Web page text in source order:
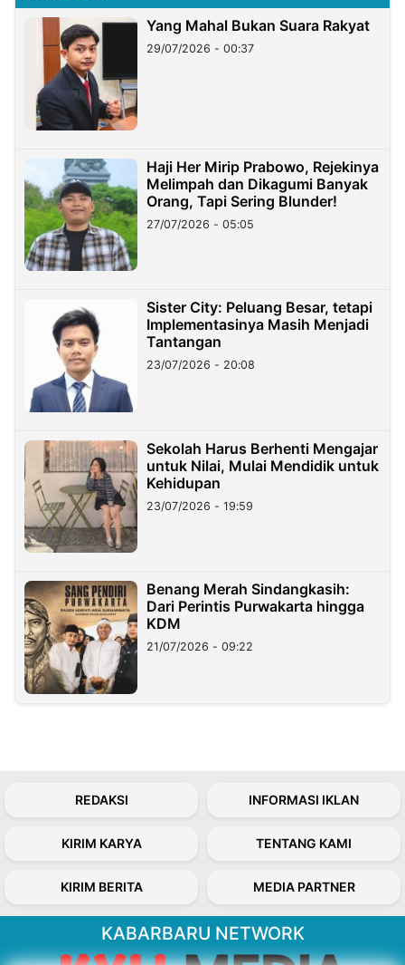
Yang Mahal Bukan Suara Rakyat
29/07/2026 - 00:37
Haji Her Mirip Prabowo, Rejekinya
Melimpah dan Dikagumi Banyak
Orang, Tapi Sering Blunder!
27/07/2026 - 05:05
Sister City: Peluang Besar, tetapi
Implementasinya Masih Menjadi
Tantangan
23/07/2026 - 20:08
Sekolah Harus Berhenti Mengajar
untuk Nilai, Mulai Mendidik untuk
Kehidupan
23/07/2026 - 19:59
Benang Merah Sindangkasih:
Dari Perintis Purwakarta hingga
KDM
21/07/2026 - 09:22
REDAKSI INFORMASI IKLAN
KIRIM KARYA TENTANG KAMI
KIRIM BERITA MEDIA PARTNER
KABARBARU NETWORK